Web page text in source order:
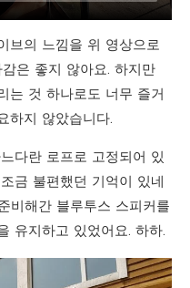
브의 느낌을 위 영상으로
은 좋지 않아요. 하지만
는 것 하나로도 너무 즐거
하지 않았습니다.
다란 로프로 고정되어 있
금 불편했던 기억이 있네
비해간 블루투스 스피커를
유지하고 있었어요. 하하.